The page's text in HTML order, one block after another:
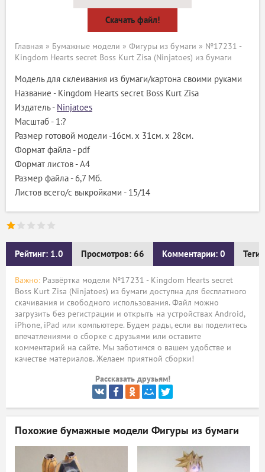
Скачать файл!
Главная » Бумажные модели » Фигуры из бумаги » №17231 -
Kingdom Hearts secret Boss Kurt Zisa (Ninjatoes) из бумаги
Модель для склеивания из бумаги/картона своими руками
Название - Kingdom Hearts secret Boss Kurt Zisa
Издатель - Ninjatoes
Масштаб - 1:?
Размер готовой модели -16см. x 31см. x 28см.
Формат файла - pdf
Формат листов - A4
Размер файла - 6,7 Мб.
Листов всего/с выкройками - 15/14
Рейтинг: 1.0 Просмотров: 66 Комментарии: 0 Теги:
Важно: Развёртка модели №17231 - Kingdom Hearts secret
Boss Kurt Zisa (Ninjatoes) из бумаги доступна для бесплатного
скачивания и свободного использования. Файл можно
загрузить без регистрации и открыть на устройствах Android,
iPhone, iPad или компьютере. Будем рады, если вы поделитесь
впечатлениями о сборке с друзьями или оставите
комментарий на сайте. Мы заботимся о вашем удобстве и
качестве материалов. Желаем приятной сборки!
Рассказать друзьям!
Похожие бумажные модели Фигуры из бумаги